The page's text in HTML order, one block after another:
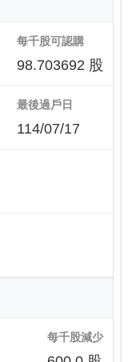
每千股可認購
98.703692 股
最後過戶日
114/07/17
每千股減少